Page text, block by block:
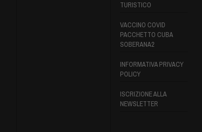
TURISTICO
VACCINO COVID
PACCHETTO CUBA
SOBERANA2
INFORMATIVA PRIVACY
POLICY
ISCRIZIONE ALLA
NEWSLETTER